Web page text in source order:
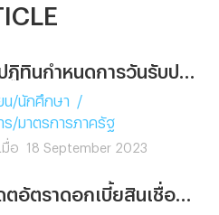
น/นักศึกษา
/
ร/มาตรการภาครัฐ
มื่อ 18 September 2023